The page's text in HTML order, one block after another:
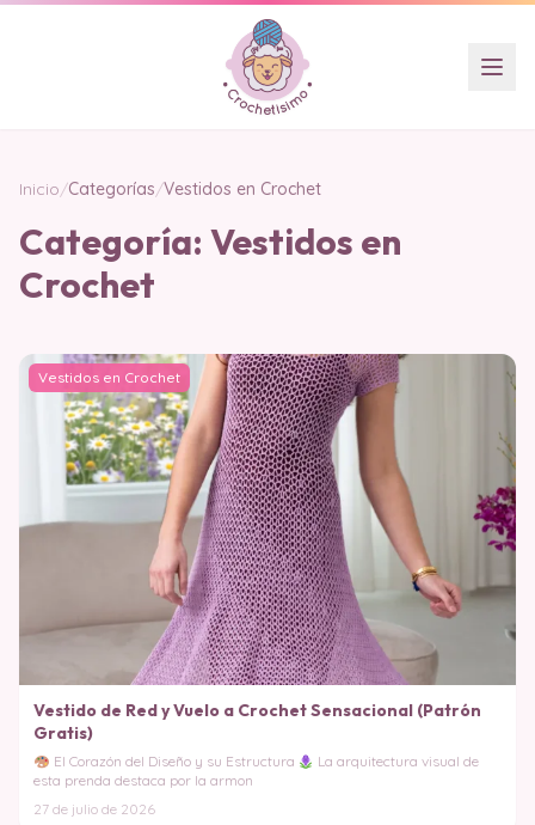
Inicio/Categorías/Vestidos en Crochet
Categoría: Vestidos en
Crochet
Vestidos en Crochet
Vestido de Red y Vuelo a Crochet Sensacional (Patrón
Gratis)
El Corazón del Diseño y su Estructura
La arquitectura visual de
esta prenda destaca por la armon
27 de julio de 2026